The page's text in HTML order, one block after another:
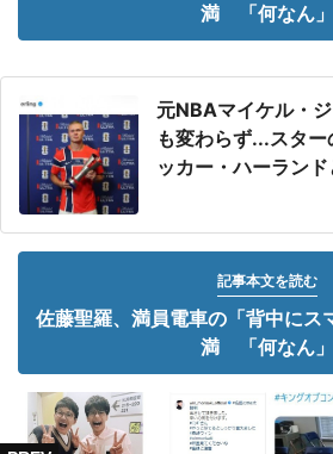
満 「何なん」
元NBAマイケル・
も変わらず...スタ
ッカー・ハーラン
記事本文を読む
佐藤聖羅、満員電車の「背中にス
満 「何なん」